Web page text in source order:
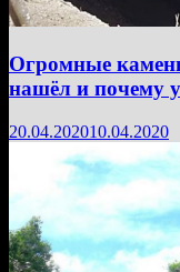
Огромные
нашёл и почему
20.04.202010.04.2020